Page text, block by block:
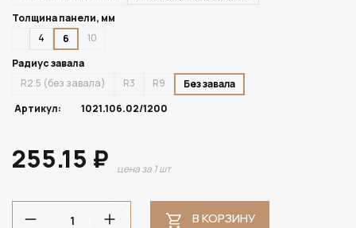
Толщина панели, мм
4
6
10
Радиус завала
R2.5 (без завала)
R3 R9
Без завала
Артикул:
1021.106.02/1200
255.15 ₽ цена за 1 шт
В КОРЗИНУ